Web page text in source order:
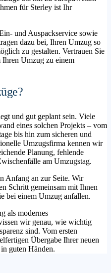
für Sterley ist Ihr
und Auspackservice sowie
dazu bei, Ihren Umzug so
zu gestalten. Vertrauen Sie
Ihren Umzug zu einem
und gut geplant sein. Viele
eines solchen Projekts – vom
bis hin zum sicheren und
Umzugsfirma kennen wir
Planung, fehlende
am Umzugstag.
Anfang an zur Seite. Wir
Schritt gemeinsam mit Ihnen
bei einem Umzug anfallen.
als modernes
wir genau, wie wichtig
sind. Vom ersten
Übergabe Ihrer neuen
guten Händen.